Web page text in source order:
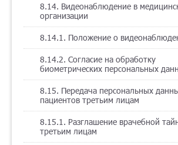
8.14. Видеонаблюдение в
организации
8.14.1. Положение о
8.14.2. Согласие на обработку
биометрических персональных
8.15. Передача персональных
пациентов третьим лицам
8.15.1. Разглашение врачебной
третьим лицам